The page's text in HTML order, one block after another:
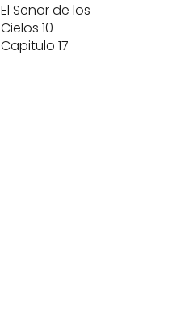
El Señor de los
Cielos 10
Capitulo 17